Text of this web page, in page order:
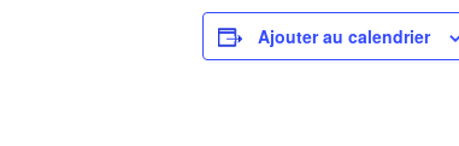
Ajouter au calendrier